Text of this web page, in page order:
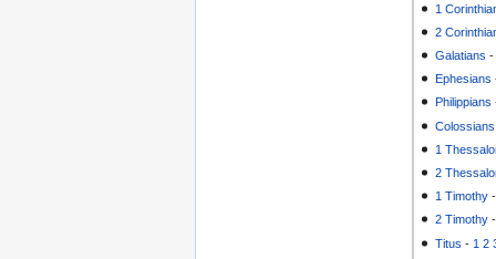
1
2
Galatians
Ephesians
Philippians
Colossians
1
2
1 Timothy
2 Timothy
Titus - 1 2